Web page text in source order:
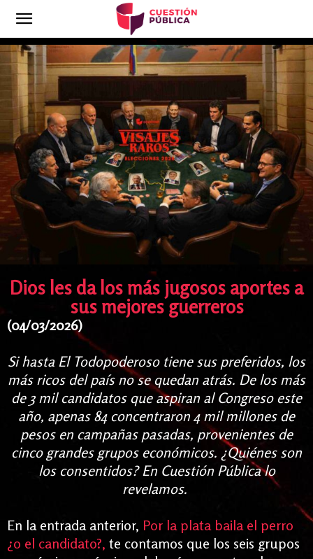
Dios les da los más jugosos aportes a
sus mejores guerreros
(04/03/2026)
Si hasta El Todopoderoso tiene sus preferidos, los
más ricos del país no se quedan atrás. De los más
de 3 mil candidatos que aspiran al Congreso este
año, apenas 84 concentraron 4 mil millones de
pesos en campañas pasadas, provenientes de
cinco grandes grupos económicos. ¿Quiénes son
los consentidos? En Cuestión Públicalo
revelamos.
En la entrada anterior, Por la plata baila el perro
¿o el candidato?, te contamos que los seis grupos